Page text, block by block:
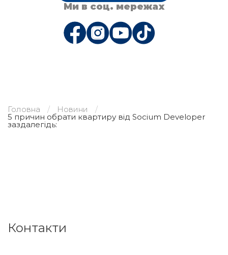
Ми в соц. мережах
Головна Новини
5 причин обрати квартиру від Socium Developer
заздалегідь:
Контакти